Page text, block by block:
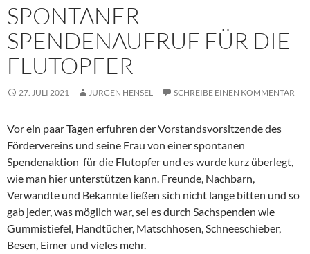
SPONTANER
SPENDENAUFRUF FÜR DIE
FLUTOPFER
27. JULI 2021 JÜRGEN HENSEL SCHREIBE EINEN KOMMENTAR
Vor ein paar Tagen erfuhren der Vorstandsvorsitzende des
Fördervereins und seine Frau von einer spontanen
Spendenaktion für die Flutopfer und es wurde kurz überlegt,
wie man hier unterstützen kann. Freunde, Nachbarn,
Verwandte und Bekannte ließen sich nicht lange bitten und so
gab jeder, was möglich war, sei es durch Sachspenden wie
Gummistiefel, Handtücher, Matschhosen, Schneeschieber,
Besen, Eimer und vieles mehr.